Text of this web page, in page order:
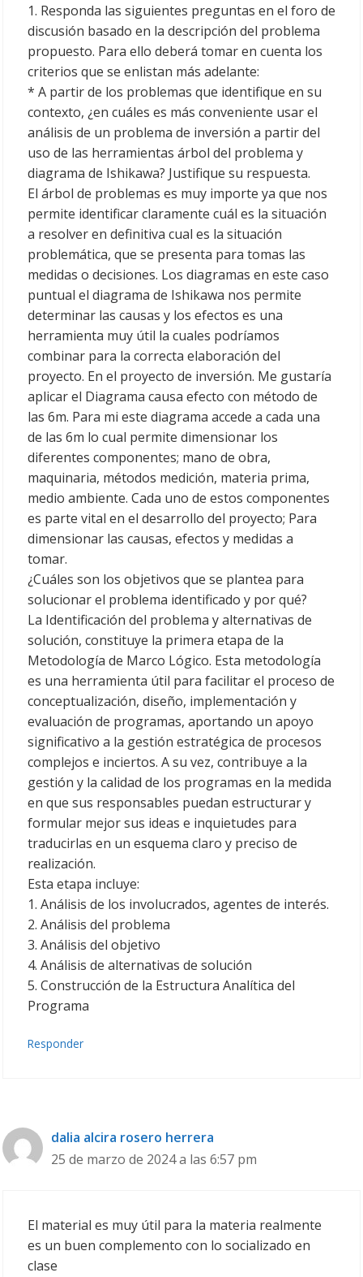
1. Responda las siguientes preguntas en el foro de
discusión basado en la descripción del problema
propuesto. Para ello deberá tomar en cuenta los
criterios que se enlistan más adelante:
* A partir de los problemas que identifique en su
contexto, ¿en cuáles es más conveniente usar el
análisis de un problema de inversión a partir del
uso de las herramientas árbol del problema y
diagrama de Ishikawa? Justifique su respuesta.
El árbol de problemas es muy importe ya que nos
permite identificar claramente cuál es la situación
a resolver en definitiva cual es la situación
problemática, que se presenta para tomas las
medidas o decisiones. Los diagramas en este caso
puntual el diagrama de Ishikawa nos permite
determinar las causas y los efectos es una
herramienta muy útil la cuales podríamos
combinar para la correcta elaboración del
proyecto. En el proyecto de inversión. Me gustaría
aplicar el Diagrama causa efecto con método de
las 6m. Para mi este diagrama accede a cada una
de las 6m lo cual permite dimensionar los
diferentes componentes; mano de obra,
maquinaria, métodos medición, materia prima,
medio ambiente. Cada uno de estos componentes
es parte vital en el desarrollo del proyecto; Para
dimensionar las causas, efectos y medidas a
tomar.
¿Cuáles son los objetivos que se plantea para
solucionar el problema identificado y por qué?
La Identificación del problema y alternativas de
solución, constituye la primera etapa de la
Metodología de Marco Lógico. Esta metodología
es una herramienta útil para facilitar el proceso de
conceptualización, diseño, implementación y
evaluación de programas, aportando un apoyo
significativo a la gestión estratégica de procesos
complejos e inciertos. A su vez, contribuye a la
gestión y la calidad de los programas en la medida
en que sus responsables puedan estructurar y
formular mejor sus ideas e inquietudes para
traducirlas en un esquema claro y preciso de
realización.
Esta etapa incluye:
1. Análisis de los involucrados, agentes de interés.
2. Análisis del problema
3. Análisis del objetivo
4. Análisis de alternativas de solución
5. Construcción de la Estructura Analítica del
Programa
Responder
dalia alcira rosero herrera
25 de marzo de 2024 a las 6:57 pm
El material es muy útil para la materia realmente
es un buen complemento con lo socializado en
clase